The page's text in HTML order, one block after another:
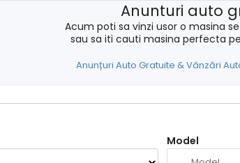
Anunturi auto
Acum poti sa vinzi usor o masina
sau sa iti cauti masina perfecta
Anunțuri Auto Gratuite & Vânzări
Model